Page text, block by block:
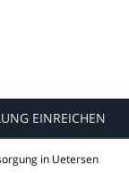
EINREICHEN
in Uetersen